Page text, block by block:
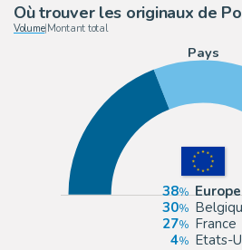
Où trouver les originaux de
Volume| Montant total
Pays
38
Europe
30
27
France
4
Etats-